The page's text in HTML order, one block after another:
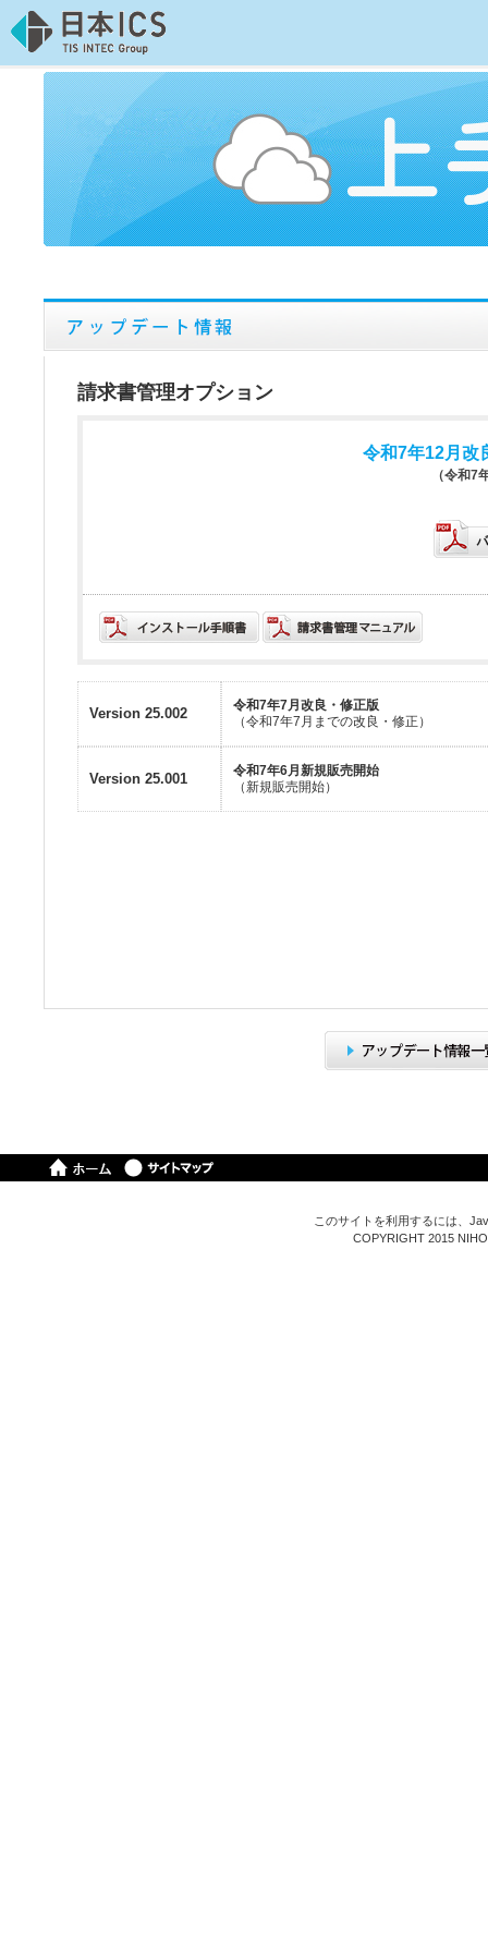
請求書管理オプション
令和7年12月
（令和7
Version 25.002
令和7年7月改良・修正版
（令和7年7月までの改良・修正）
Version 25.001
令和7年6月新規販売開始
（新規販売開始）
このサイトを利用するには、
COPYRIGHT 2015